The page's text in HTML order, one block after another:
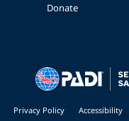
Donate
Privacy Policy Accessibility